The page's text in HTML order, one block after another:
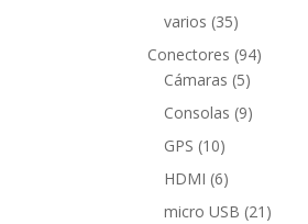
varios 3535
productos
Conectores 9494
Cámaras 55
productos
Consolas 99
GPS 1010
productos
HDMI 66
productos
micro USB 21 21